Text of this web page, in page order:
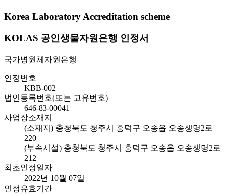
Korea Laboratory Accreditation scheme
KOLAS 공인생물자원은행 인정서
국가병원체자원은행
인정번호
KBB-002
법인등록번호(또는 고유번호)
646-83-00041
사업장소재지
(소재지) 충청북도 청주시 흥덕구 오송읍 오송생명2로
220
(부속시설) 충청북도 청주시 흥덕구 오송읍 오송생명2로
212
최초인정일자
2022년 10월 07일
인정유효기간